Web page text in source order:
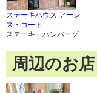
ステーキハウス アーレ
ス・コート
ステーキ・ハンバーグ
周辺のお